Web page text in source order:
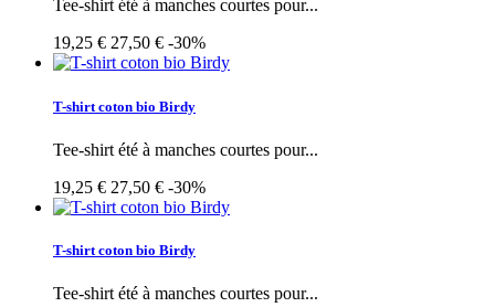
Tee-shirt été à manches courtes pour...
19,25 € 27,50 € -30%
T-shirt coton bio Birdy
Tee-shirt été à manches courtes pour...
19,25 € 27,50 € -30%
T-shirt coton bio Birdy
Tee-shirt été à manches courtes pour...